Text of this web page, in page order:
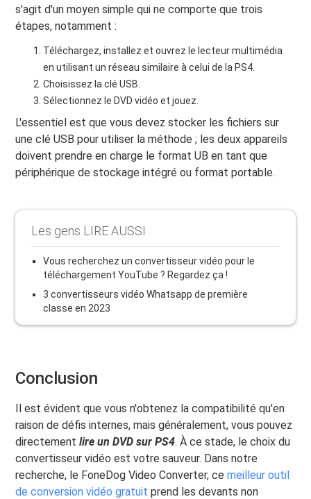
s'agit d'un moyen simple qui ne comporte que trois
étapes, notamment :
Téléchargez, installez et ouvrez le lecteur multimédia
en utilisant un réseau similaire à celui de la PS4.
Choisissez la clé USB.
Sélectionnez le DVD vidéo et jouez.
L'essentiel est que vous devez stocker les fichiers sur
une clé USB pour utiliser la méthode ; les deux appareils
doivent prendre en charge le format UB en tant que
périphérique de stockage intégré ou format portable.
Les gens LIRE AUSSI
Vous recherchez un convertisseur vidéo pour le
téléchargement YouTube ? Regardez ça !
3 convertisseurs vidéo Whatsapp de première
classe en 2023
Conclusion
Il est évident que vous n'obtenez la compatibilité qu'en
raison de défis internes, mais généralement, vous pouvez
directementlire un DVD sur PS4. À ce stade, le choix du
convertisseur vidéo est votre sauveur. Dans notre
recherche, le FoneDog Video Converter, cemeilleur outil
de conversion vidéo gratuit prend les devants non